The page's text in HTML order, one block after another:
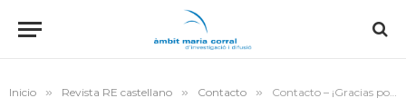
Inicio » Revista RE castellano » Contacto » Contacto – ¡Gracias por tu mensaje!